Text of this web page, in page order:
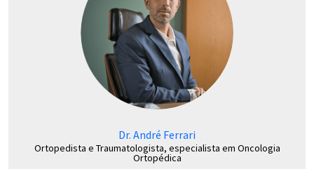
Dr. André Ferrari
Ortopedista e Traumatologista, especialista em Oncologia
Ortopédica